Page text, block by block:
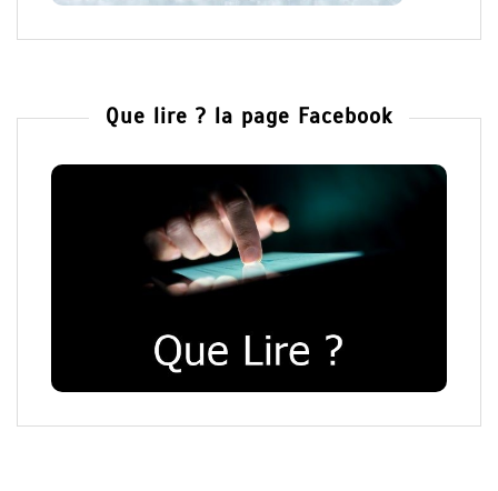
Que lire ? la page Facebook